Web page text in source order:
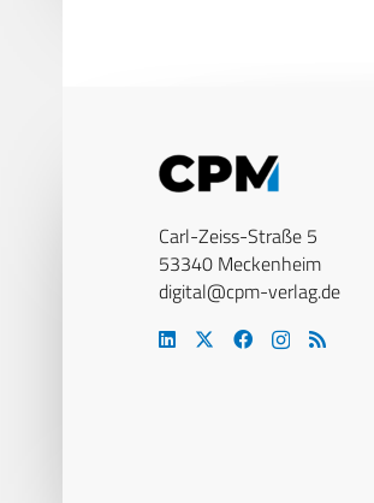
Carl-Zeiss-Straße 5
53340 Meckenheim
digital@cpm-verlag.de